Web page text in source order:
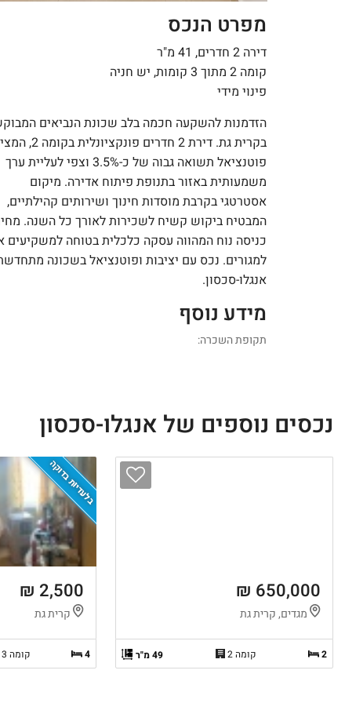
מפרט הנכס
דירה 2 חדרים, 41 מ"ר
קומה 2 מתוך 3 קומות, יש חניה
פינוי מידי
הזדמנות להשקעה חכמה בלב שכונת הנביאים
בקרית גת. דירת 2 חדרים
פוטנציאל תשואה גבוה של כ-3.5% וצפי לעליית ערך
משמעותית באזור בתנופת פיתוח אדירה. מיקום
אסטרטגי בקרבת מוסדות חינוך ושירותים קהילתיים,
המבטיח ביקוש קשיח לשכירות לאורך כל השנה.
כניסה נוח המהווה עסקה כלכלית בטוחה למשקיעים
למגורים. נכס עם יציבות ופוטנציאל בשכונה
אנגלו-סכסון.
מידע נוסף
תקופת השכרה:
נכסים נוספים של אנגלו-סכסון
650,000 ₪
מגדים, קרית גת
2 קומה 2 49 מ"ר
בלעדיות בדוקה
2,500 ₪
קרית גת
4 קומה 3 מ-3